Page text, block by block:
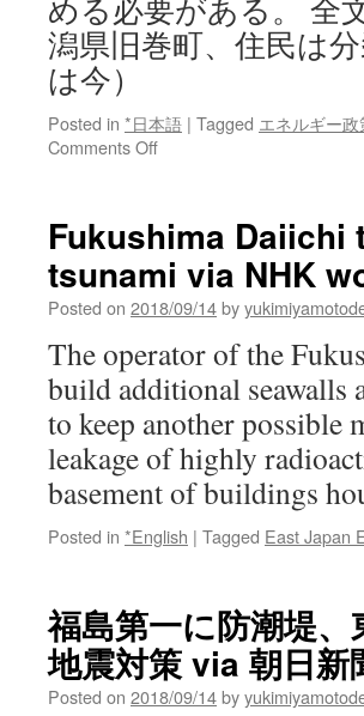
める必要がある。 全
潟県旧巻町、住民は
は今）
Posted in *日本語 | Tagged エネルギー政
Comments Offon
票
で
原
発
画
白
新
潟
県
旧
巻
町、
は
分
裂
（検
Fukushima Daiichi
tsunami via NHK
Posted on 2018/09/14by
The operator of the
build additional seawalls
to keep another possible
leakage of highly
basement of buildings
Posted in *English | Tagged East Japan
福島第一に防潮堤
地震対策 via 朝日新
Posted on 2018/09/14by